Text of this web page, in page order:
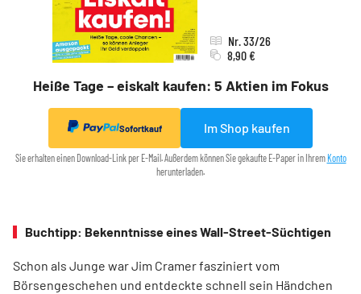
Heiße Tage – eiskalt kaufen: 5 Aktien im Fokus
Nr. 33/26
8,90 €
Sofortkauf Im Shop kaufen
Sie erhalten einen Download-Link per E-Mail. Außerdem können Sie gekaufte E-Paper in Ihrem Konto
herunterladen.
Buchtipp: Bekenntnisse eines Wall-Street-Süchtigen
Schon als Junge war Jim Cramer fasziniert vom
Börsengeschehen und entdeckte schnell sein Händchen